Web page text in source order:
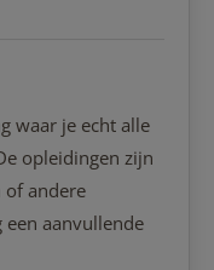
waar je echt alle
opleidingen zijn
of andere
aanvullende